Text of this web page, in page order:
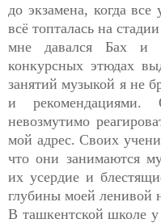
до экзамена, когда
всё топталась на
мне давался Бах и
конкурсных этюдах
занятий музыкой я не
и
невозмутимо
мой адрес. Своих
что они занимаются
их усердие и
глубины моей ленивой
В ташкентской школе